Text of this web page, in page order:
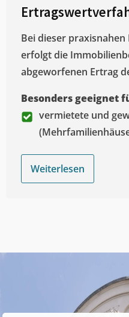
Bei dieser
erfolgt die
abgeworfenen Ertrag
Besonders geeignet
vermietete und
Weiterlesen